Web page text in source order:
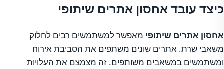
כיצד עובד אחסון אתרים שיתופי
אחסון אתרים שיתופי מאפשר למשתמשים רבים לחלוק
משאבי שרת. אתרים שונים משתפים את הסביבת אירוח
ומשתמשים במשאבים משותפים. זה מצמצם את העלויות